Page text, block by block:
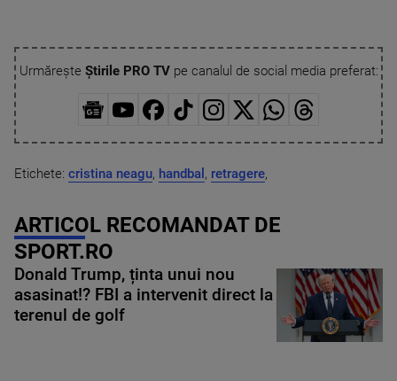
Urmărește Știrile PRO TVpe canalul de social media preferat:
Etichete: cristina neagu, handbal , retragere,
ARTICOL RECOMANDAT DE
SPORT.RO
Donald Trump, ținta unui nou
asasinat!? FBI a intervenit direct la
terenul de golf